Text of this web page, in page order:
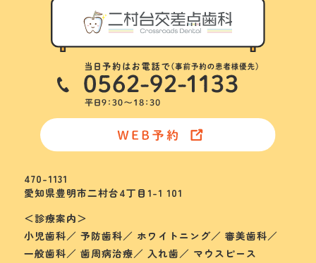
470-1131
愛知県豊明市二村台4丁目1-1 101
＜診療案内＞
小児歯科／ 予防歯科／ ホワイトニング／ 審美歯科／
一般歯科／ 歯周病治療／ 入れ歯／ マウスピース